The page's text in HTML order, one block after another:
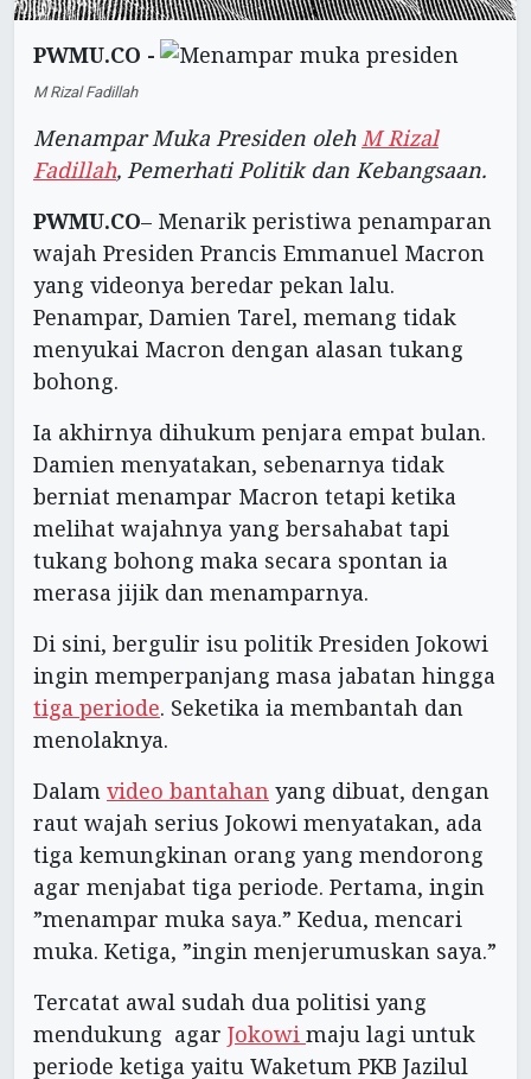
PWMU.CO -
M Rizal Fadillah
Menampar Muka Presiden olehM Rizal
Fadillah, Pemerhati Politik dan Kebangsaan.
PWMU.CO– Menarik peristiwa penamparan
wajah Presiden Prancis Emmanuel Macron
yang videonya beredar pekan lalu.
Penampar, Damien Tarel, memang tidak
menyukai Macron dengan alasan tukang
bohong.
Ia akhirnya dihukum penjara empat bulan.
Damien menyatakan, sebenarnya tidak
berniat menampar Macron tetapi ketika
melihat wajahnya yang bersahabat tapi
tukang bohong maka secara spontan ia
merasa jijik dan menamparnya.
Di sini, bergulir isu politik Presiden Jokowi
ingin memperpanjang masa jabatan hingga
tiga periode. Seketika ia membantah dan
menolaknya.
Dalam video bantahan yang dibuat, dengan
raut wajah serius Jokowi menyatakan, ada
tiga kemungkinan orang yang mendorong
agar menjabat tiga periode. Pertama, ingin
”menampar muka saya.” Kedua, mencari
muka. Ketiga, ”ingin menjerumuskan saya.”
Tercatat awal sudah dua politisi yang
mendukung agar Jokowi maju lagi untuk
periode ketiga yaitu Waketum PKB Jazilul